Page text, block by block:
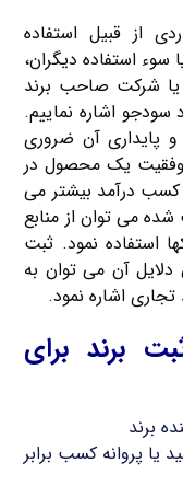
از قبیل استفاده
استفاده دیگران،
شرکت صاحب برند
سودجو اشاره نماییم.
پایداری آن ضروری
یک محصول در
درآمد بیشتر می
می توان از منابع
استفاده نمود. ثبت
دلایل آن می توان به
اشاره نمود.
برند برای
برند
یا پروانه کسب برابر